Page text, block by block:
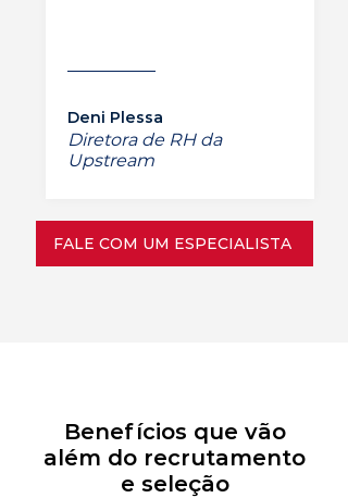
Deni Plessa
Diretora de RH da
Upstream
FALE COM UM ESPECIALISTA
Benefícios que vão
além do recrutamento
e seleção